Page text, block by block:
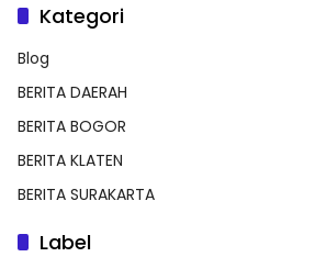
Kategori
Blog
BERITA DAERAH
BERITA BOGOR
BERITA KLATEN
BERITA SURAKARTA
Label